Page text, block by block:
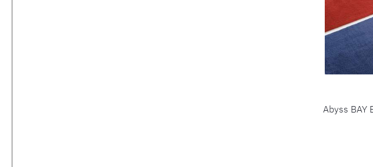
Abyss BAY